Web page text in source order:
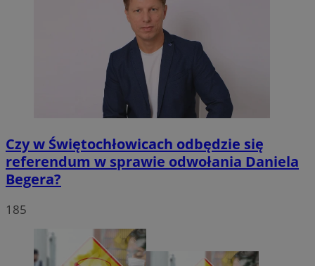
Czy w Świętochłowicach odbędzie się
referendum w sprawie odwołania Daniela
Begera?
185